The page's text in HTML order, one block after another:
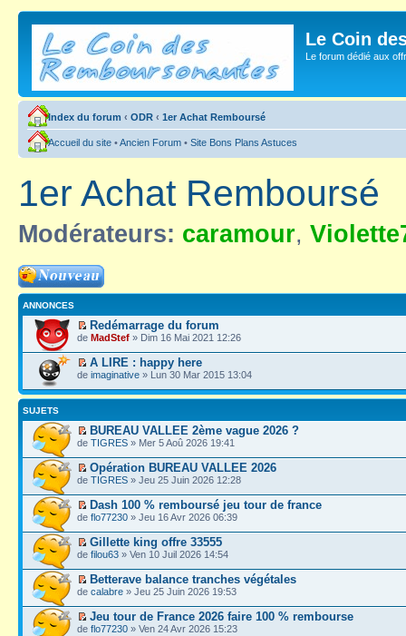
Le Coin
Le forum dédié aux
Index du forum ‹ ODR ‹ 1er Achat Remboursé
Accueil du site •Ancien Forum • Site Bons Plans Astuces
1er Achat Remboursé
Modérateurs: caramour,
Ecrire un nouveau
sujet
ANNONCES
Redémarrage du forum
de MadStef » Dim 16 Mai 2021 12:26
A LIRE : happy here
de imaginative » Lun 30 Mar 2015 13:04
SUJETS
BUREAU VALLEE 2ème vague 2026 ?
de TIGRES » Mer 5 Aoû 2026 19:41
Opération BUREAU VALLEE 2026
de TIGRES » Jeu 25 Juin 2026 12:28
Dash 100 % remboursé jeu tour de france
de flo77230 » Jeu 16 Avr 2026 06:39
Gillette king offre 33555
de filou63 » Ven 10 Juil 2026 14:54
Betterave balance tranches végétales
de calabre » Jeu 25 Juin 2026 19:53
Jeu tour de France 2026 faire 100 % rembourse
de flo77230 » Ven 24 Avr 2026 15:23